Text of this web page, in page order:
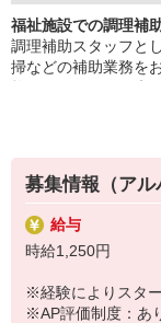
「ありがとう」の
る、
給食運営を行う業
地域に根ざしたサ
えています。
福祉施設での調理補
調理補助スタッフと
掃などの補助業務を
らの応募をお待ちし
募集情報（アル
給与
時給1,250円
※経験によりスタ
※AP評価制度：あ